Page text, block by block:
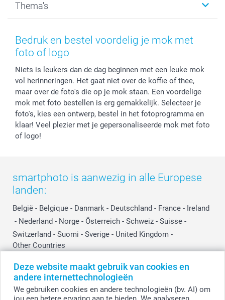
Deze website maakt gebruik van cookies en
andere internettechnologieën
We gebruiken cookies en andere technologieën (bv. AI) om
Kaarten
Bestelproces
Herroepingsrecht
Privacy
Reviews
Investor Relations
Tevredenheidsgarantie
Mijn orderstatus
smartbonus
service@smartphoto.nl
Affiliate partnerprogramma
Partnerships
Influencer partnerprogramma
Thema's
Baby
Moederdag
Huwelijk
Bedruk en bestel voordelig je mok met
foto of logo
Niets is leukers dan de dag beginnen met een leuke mok
vol herinneringen. Het gaat niet over de koffie of thee,
maar over de foto's die op je mok staan. Een voordelige
mok met foto bestellen is erg gemakkelijk. Selecteer je
foto's, kies een ontwerp, bestel in het fotoprogramma en
klaar! Veel plezier met je gepersonaliseerde mok met foto
of logo!
smartphoto is aanwezig in alle Europese
landen:
België - Belgique - Danmark - Deutschland - France - Ireland
- Nederland - Norge - Österreich - Schweiz - Suisse -
Switzerland - Suomi - Sverige - United Kingdom -
Other Countries
Alle prijzen zijn in EURO (€) inclusief BTW en exclusief verzendkosten.